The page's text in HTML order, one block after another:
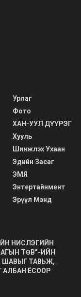
Урлаг
Фото
ХАН-УУЛ ДҮҮРЭГ
Хууль
Шинжлэх Ухаан
Эдийн Засаг
ЭМЯ
Энтертайнмент
Эрүүл Мэнд
НИСЛЭГИЙН
ТӨВ”-ИЙН
ШАВЫГ ТАВЬЖ,
АЛБАН ЁСООР